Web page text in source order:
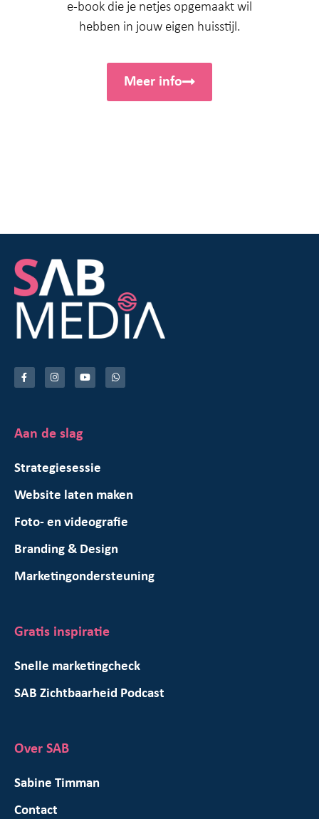
e-book die je netjes opgemaakt wil
hebben in jouw eigen huisstijl.
Meer info
Aan de slag
Strategiesessie
Website laten maken
Foto- en videografie
Branding & Design
Marketingondersteuning
Gratis inspiratie
Snelle marketingcheck
SAB Zichtbaarheid Podcast
Over SAB
Sabine Timman
Contact